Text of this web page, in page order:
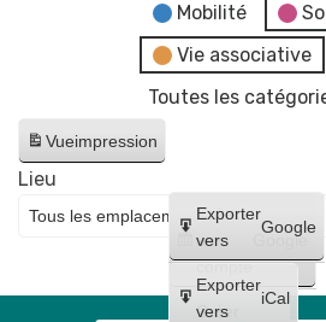
Mobilité
Vie associative
Toutes les
Vueimpression
Créer
un
compte
Google
Créer
Exporter
vers
Google
Exporter
vers
iCal
Lieu